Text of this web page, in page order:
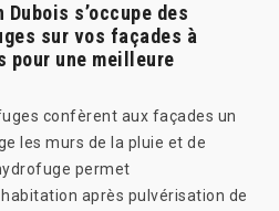
s’occupe des
sur vos façades à
pour une meilleure
confèrent aux façades un
les murs de la pluie et de
permet
après pulvérisation de